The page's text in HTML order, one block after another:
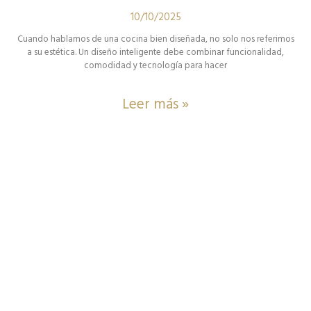
10/10/2025
Cuando hablamos de una cocina bien diseñada, no solo nos referimos
a su estética. Un diseño inteligente debe combinar funcionalidad,
comodidad y tecnología para hacer
Leer más »